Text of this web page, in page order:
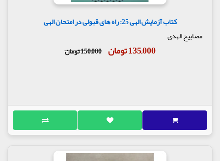
کتاب آزمایش الهی 25: راه های قبولی در امتحان الهی
مصابیح الهدی
135,000 تومان 150,000 تومان